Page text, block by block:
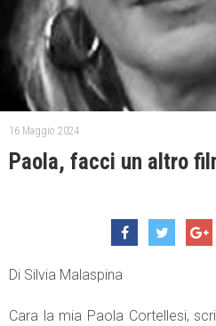
16 Maggio 2024
Paola, facci un altro
Di Silvia Malaspina
Cara la mia Paola Cortellesi,